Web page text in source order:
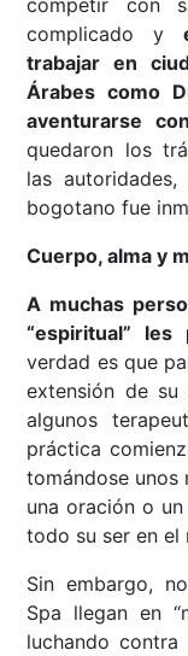
complicado y
trabajar en
Árabes como
aventurarse
quedaron los
las
bogotano fue
Cuerpo, alma y
A muchas
“espiritual”
verdad es que
extensión de su
algunos
práctica
tomándose unos
una oración o
todo su ser en el
Sin embargo,
Spa llegan en
luchando